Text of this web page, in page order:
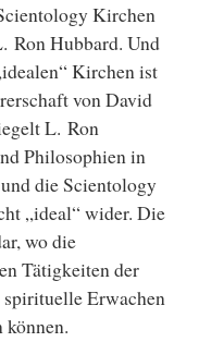
Kirchen
Ron Hubbard. Und
Kirchen ist
von David
L. Ron
Philosophien in
die Scientology
„ideal“ wider. Die
wo die
Tätigkeiten der
Erwachen